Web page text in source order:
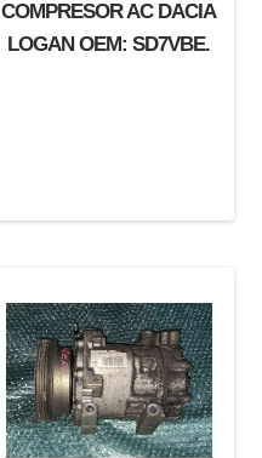
COMPRESOR AC DACIA
LOGAN OEM: SD7VBE.